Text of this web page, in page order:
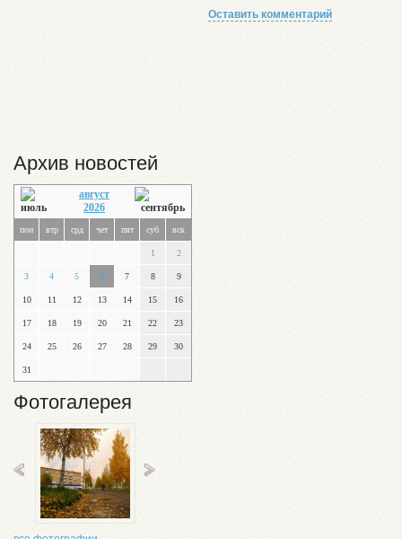
Архив новостей
август
2026
пон втр срд чет пят суб вск
1 2
3 4 5 6 7 8 9
10 11 12 13 14 15 16
17 18 19 20 21 22 23
24 25 26 27 28 29 30
31
Фотогалерея
Оставить комментарий